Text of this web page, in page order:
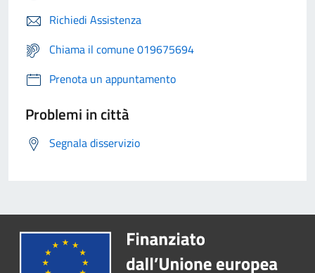
Richiedi Assistenza
Chiama il comune 019675694
Prenota un appuntamento
Problemi in città
Segnala disservizio